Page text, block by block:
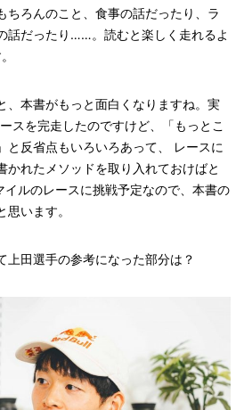
ちろんのこと、食事の話だったり、ラ
話だったり……。読むと楽しく走れるよ
、本書がもっと面白くなりますね。実
スを完走したのですけど、「もっとこ
と反省点もいろいろあって、 レースに
かれたメソッドを取り入れておけばと
ルのレースに挑戦予定なので、本書の
思います。
上田選手の参考になった部分は？